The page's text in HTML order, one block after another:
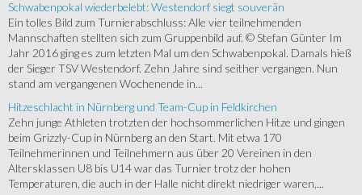
Schwabenpokal wiederbelebt: Westendorf siegt souverän
Ein tolles Bild zum Turnierabschluss: Alle vier teilnehmenden
Mannschaften stellten sich zum Gruppenbild auf. © Stefan Günter Im
Jahr 2016 ging es zum letzten Mal um den Schwabenpokal. Damals hieß
der Sieger TSV Westendorf. Zehn Jahre sind seither vergangen. Nun
stand am vergangenen Wochenende in...
Hitzeschlacht in Nürnberg und Team-Cup in Feldkirchen
Zehn junge Athleten trotzten der hochsommerlichen Hitze und gingen
beim Grizzly-Cup in Nürnberg an den Start. Mit etwa 170
Teilnehmerinnen und Teilnehmern aus über 20 Vereinen in den
Altersklassen U8 bis U14 war das Turnier trotz der hohen
Temperaturen, die auch in der Halle nicht direkt niedriger waren,...